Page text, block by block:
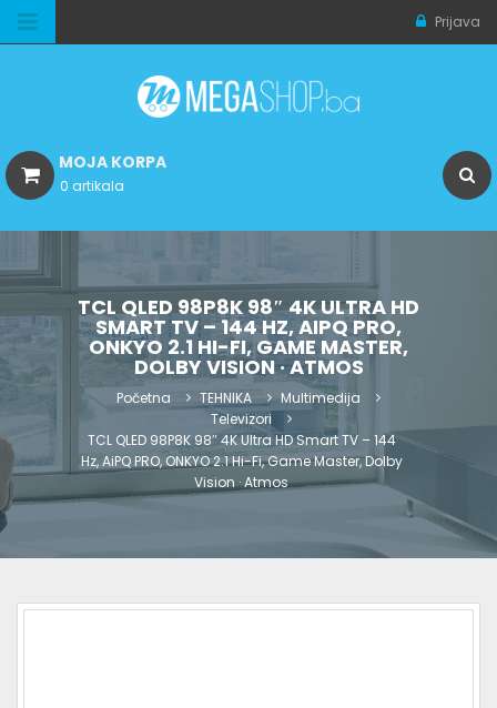
Prijava
MOJA KORPA
0 artikala
TCL QLED 98P8K 98″ 4K ULTRA HD
SMART TV – 144 HZ, AIPQ PRO,
ONKYO 2.1 HI-FI, GAME MASTER,
DOLBY VISION · ATMOS
Početna TEHNIKA
Multimedija
Televizori
TCL QLED 98P8K 98″ 4K Ultra HD Smart TV – 144
Hz, AiPQ PRO, ONKYO 2.1 Hi-Fi, Game Master, Dolby
Vision · Atmos